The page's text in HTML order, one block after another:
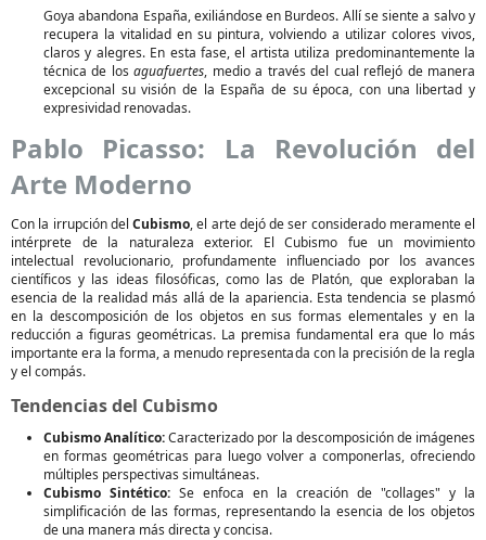
Goya abandona España, exiliándose en Burdeos. Allí se siente a salvo y
recupera la vitalidad en su pintura, volviendo a utilizar colores vivos,
claros y alegres. En esta fase, el artista utiliza predominantemente la
técnica de losaguafuertes, medio a través del cual reflejó de manera
excepcional su visión de la España de su época, con una libertad y
expresividad renovadas.
Pablo Picasso: La Revolución del
Arte Moderno
Con la irrupción del Cubismo, el arte dejó de ser considerado meramente el
intérprete de la naturaleza exterior. El Cubismo fue un movimiento
intelectual revolucionario, profundamente influenciado por los avances
científicos y las ideas filosóficas, como las de Platón, que exploraban la
esencia de la realidad más allá de la apariencia. Esta tendencia se plasmó
en la descomposición de los objetos en sus formas elementales y en la
reducción a figuras geométricas. La premisa fundamental era que lo más
importante era la forma, a menudo representada con la precisión de la regla
y el compás.
Tendencias del Cubismo
Cubismo Analítico:Caracterizado por la descomposición de imágenes
en formas geométricas para luego volver a componerlas, ofreciendo
múltiples perspectivas simultáneas.
Cubismo Sintético: Se enfoca en la creación de "collages" y la
simplificación de las formas, representando la esencia de los objetos
de una manera más directa y concisa.